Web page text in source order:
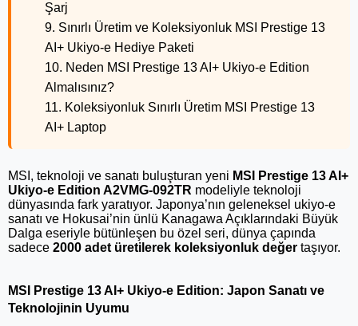
Şarj
9. Sınırlı Üretim ve Koleksiyonluk MSI Prestige 13
AI+ Ukiyo-e Hediye Paketi
10. Neden MSI Prestige 13 AI+ Ukiyo-e Edition
Almalısınız?
11. Koleksiyonluk Sınırlı Üretim MSI Prestige 13
AI+ Laptop
MSI, teknoloji ve sanatı buluşturan yeni MSI Prestige 13 AI+
Ukiyo-e Edition A2VMG-092TR modeliyle teknoloji
dünyasında fark yaratıyor. Japonya’nın geleneksel ukiyo-e
sanatı ve Hokusai’nin ünlü Kanagawa Açıklarındaki Büyük
Dalga eseriyle bütünleşen bu özel seri, dünya çapında
sadece 2000 adet üretilerek koleksiyonluk değer taşıyor.
MSI Prestige 13 AI+ Ukiyo-e Edition: Japon Sanatı ve
Teknolojinin Uyumu